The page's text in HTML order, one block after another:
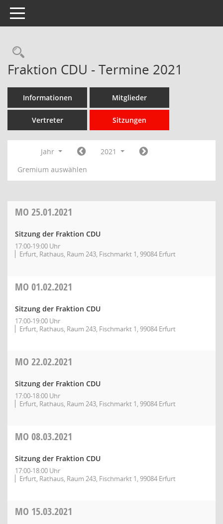
Toggle navigation
Rechercheauswahl
Fraktion CDU - Termine 2021
Informationen Mitglieder
Vertreter Sitzungen
Jahr
2021
Gremium auswählen
MO 25.01.2021
Sitzung der Fraktion CDU
17:00-19:00 Uhr
Erfurt, Rathaus, Raum 243, Fischmarkt 1, 99084 Erfurt
MO 01.02.2021
Sitzung der Fraktion CDU
17:00-19:00 Uhr
Erfurt, Rathaus, Raum 243, Fischmarkt 1, 99084 Erfurt
MO 22.02.2021
Sitzung der Fraktion CDU
17:00-18:00 Uhr
Erfurt, Rathaus, Raum 243, Fischmarkt 1, 99084 Erfurt
MO 08.03.2021
Sitzung der Fraktion CDU
17:00-18:00 Uhr
Erfurt, Rathaus, Raum 243, Fischmarkt 1, 99084 Erfurt
MO 15.03.2021